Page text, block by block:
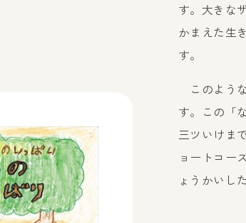
す。大きな
かまえた生
す。
このよう
す。この「
三ツいけま
ョートコー
ょうかいし